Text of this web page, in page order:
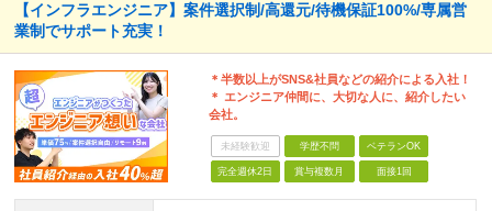
【インフラエンジニア】案件選択制/高還元/待機保証100%/専属営
業制でサポート充実！
＊半数以上がSNS&社員などの紹介による入社！
＊ エンジニア仲間に、大切な人に、紹介したい
会社。
未経験歓迎 学歴不問 ベテランOK
完全週休2日 賞与複数月 面接1回